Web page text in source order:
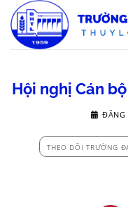
qua
nội
Hội nghị Cán
ĐĂNG
THEO DÕI TRƯỜNG